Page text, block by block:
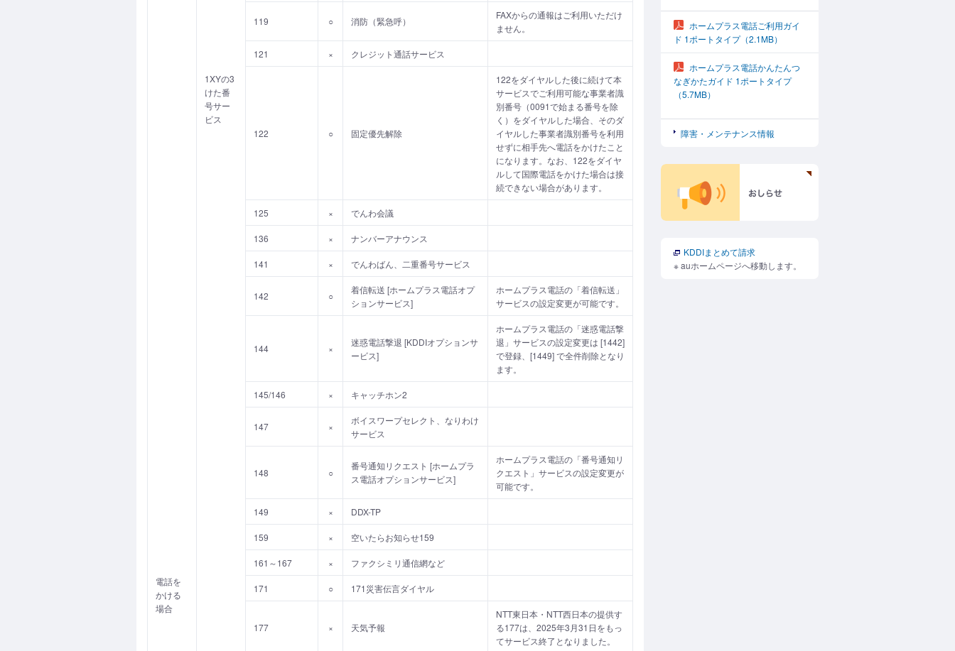
電話を
かける
場合
1XYの3
けた番
号サー
ビス
119 ○ 消防（緊急呼）
FAXからの通報はご利用いただけ
ません。
121 × クレジット通話サービス
122 ○ 固定優先解除
122をダイヤルした後に続けて本
サービスでご利用可能な事業者識
別番号（0091で始まる番号を除
く）をダイヤルした場合、そのダ
イヤルした事業者識別番号を利用
せずに相手先へ電話をかけたこと
になります。なお、122をダイヤ
ルして国際電話をかけた場合は接
続できない場合があります。
125 × でんわ会議
136 × ナンバーアナウンス
141 × でんわばん、二重番号サービス
142 ○
着信転送 [ホームプラス電話オプ
ションサービス]
ホームプラス電話の「着信転送」
サービスの設定変更が可能です。
144 ×
迷惑電話撃退 [KDDIオプションサ
ービス]
ホームプラス電話の「迷惑電話撃
退」サービスの設定変更は [1442]
で登録、[1449] で全件削除となり
ます。
145/146 × キャッチホン2
147 ×
ボイスワープセレクト、なりわけ
サービス
148 ○
番号通知リクエスト [ホームプラ
ス電話オプションサービス]
ホームプラス電話の「番号通知リ
クエスト」サービスの設定変更が
可能です。
149 × DDX-TP
159 × 空いたらお知らせ159
161～167 × ファクシミリ通信網など
171 ○ 171災害伝言ダイヤル
177 × 天気予報
NTT東日本・NTT西日本の提供す
る177は、2025年3月31日をもっ
てサービス終了となりました。
ホームプラス電話ご利用ガイ
ド 1ポートタイプ（2.1MB）
ホームプラス電話かんたんつ
なぎかたガイド 1ポートタイプ
（5.7MB）
障害・メンテナンス情報
KDDIまとめて請求
※ auホームページへ移動します。